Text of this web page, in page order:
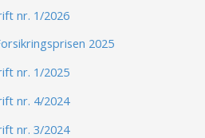
nr. 1/2026
2025
nr. 1/2025
nr. 4/2024
nr. 3/2024